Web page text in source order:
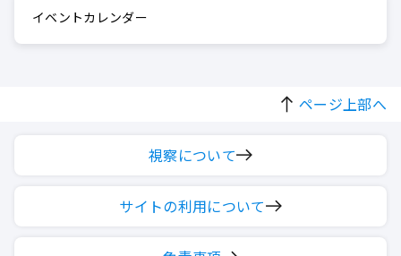
イベントカレンダー
ページ上部へ
視察について
サイトの利用について